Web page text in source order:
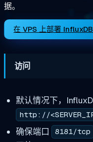
据。
在 VPS 上部署
访问
默认情况下，
http://
确保端口 8181/tcp